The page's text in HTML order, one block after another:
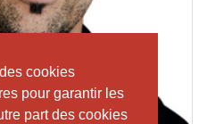
cookies
pour garantir les
part des cookies
cookies
pour garantir les
part des cookies